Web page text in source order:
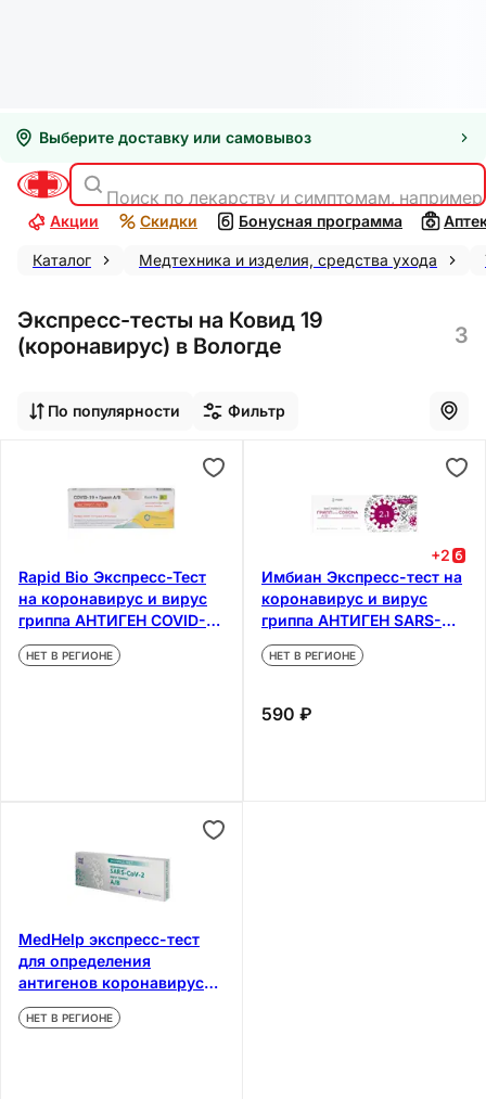
Выберите доставку или самовывоз
Поиск по лекарству и симптомам,
Акции Скидки Бонусная программа
Каталог Медтехника и изделия, средства ухода
Экспресс-тесты на Ковид 19
(коронавирус) в Вологде
3
По популярности Фильтр
Rapid Bio Экспресс-Тест
на коронавирус и вирус
гриппа АНТИГЕН COVID-
19+Грипп А/В 1 шт
НЕТ В РЕГИОНЕ
+2
Имбиан Экспресс-тест на
коронавирус и вирус
гриппа АНТИГЕН SARS-
CoV-2 COVINFLUENZA Ag 1
шт
НЕТ В РЕГИОНЕ
590 ₽
MedHelp экспресс-тест
для определения
антигенов коронавируса
SARS-CoV-2 и вируса
гриппа А/В 1 шт
НЕТ В РЕГИОНЕ